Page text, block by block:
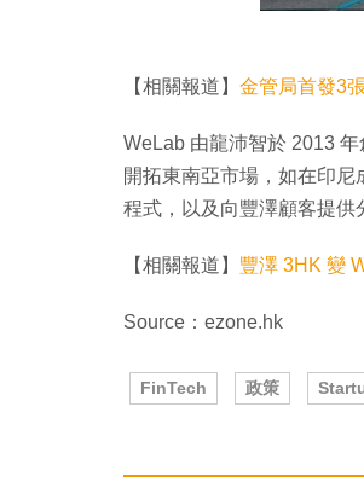
【相關報道】 金管局首發3
WeLab 由龍沛智於 2013
開拓東南亞市場，如在印
程式，以及向豐澤顧客提供
【相關報道】 豐澤 3HK 變
Source：ezone.hk
FinTech 政策